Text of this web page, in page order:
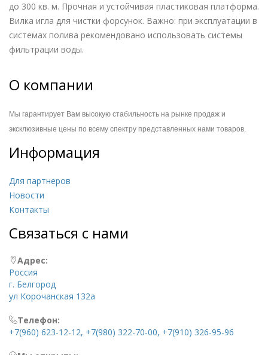
до 300 кв. м. Прочная и устойчивая пластиковая платформа.
Вилка игла для чистки форсунок. Важно: при эксплуатации в
системах полива рекомендовано использовать системы
фильтрации воды.
О компании
Мы гарантирует Вам высокую стабильность на рынке продаж и
эксклюзивные цены по всему спектру представленных нами товаров.
Информация
Для партнеров
Новости
Контакты
Связаться с нами
Адрес:
Россия
г. Белгород
ул Корочанская 132а
Телефон:
+7(960) 623-12-12, +7(980) 322-70-00, +7(910) 326-95-96